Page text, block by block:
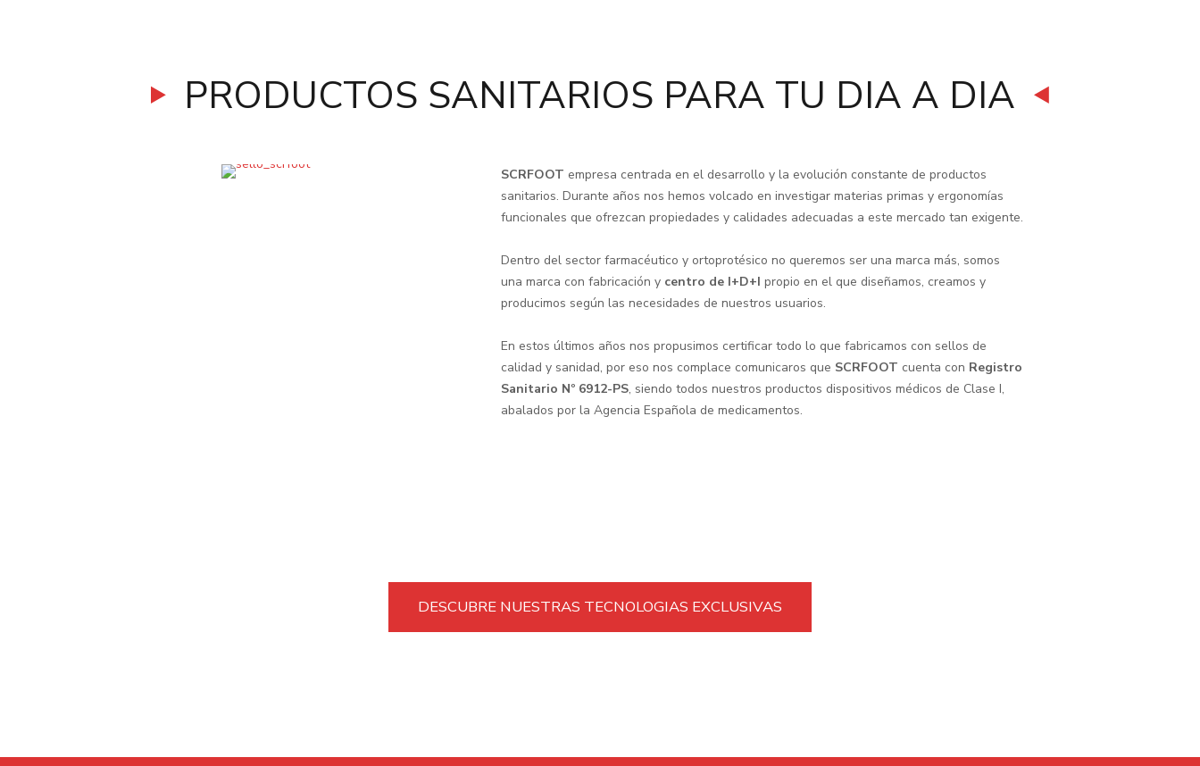
PRODUCTOS SANITARIOS PARA TU DIA A DIA
SCRFOOT empresa centrada en el desarrollo y la evolución constante de productos
sanitarios. Durante años nos hemos volcado en investigar materias primas y ergonomías
funcionales que ofrezcan propiedades y calidades adecuadas a este mercado tan exigente.
Dentro del sector farmacéutico y ortoprotésico no queremos ser una marca más, somos
una marca con fabricación y centro de I+D+I propio en el que diseñamos, creamos y
producimos según las necesidades de nuestros usuarios.
En estos últimos años nos propusimos certificar todo lo que fabricamos con sellos de
calidad y sanidad, por eso nos complace comunicaros que SCRFOOT cuenta con Registro
Sanitario Nº 6912-PS, siendo todos nuestros productos dispositivos médicos de Clase I,
abalados por la Agencia Española de medicamentos.
DESCUBRE NUESTRAS TECNOLOGIAS EXCLUSIVAS